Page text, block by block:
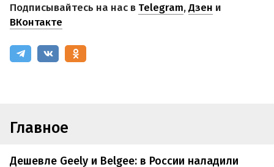
Подписывайтесь на нас в Telegram,Дзен и
ВКонтакте
Главное
Дешевле Geely и Belgee: в России наладили